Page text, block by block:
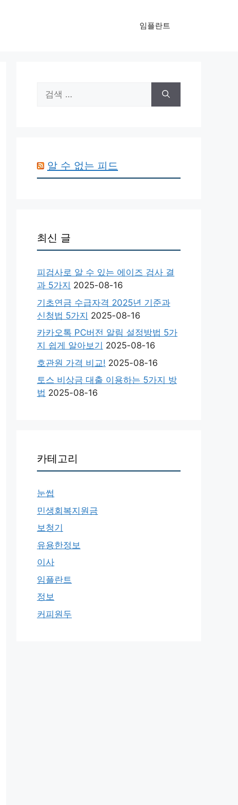
임플란트
색:
알 수 없는 피드
최신 글
피검사로 알 수 있는 에이즈 검사 결
과 5가지 2025-08-16
기초연금 수급자격 2025년 기준과
신청법 5가지 2025-08-16
카카오톡 PC버전 알림 설정방법 5가
지 쉽게 알아보기 2025-08-16
호관원 가격 비교! 2025-08-16
토스 비상금 대출 이용하는 5가지 방
법 2025-08-16
카테고리
눈썹
민생회복지원금
보청기
유용한정보
이사
임플란트
정보
커피원두